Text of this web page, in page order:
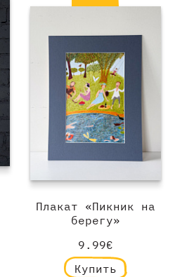
Плакат «Пикник на
берегу»
9.99€
Купить